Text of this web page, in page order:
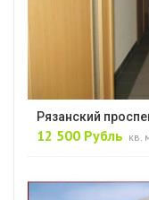
Рязанский
12 500 Рубль кв.